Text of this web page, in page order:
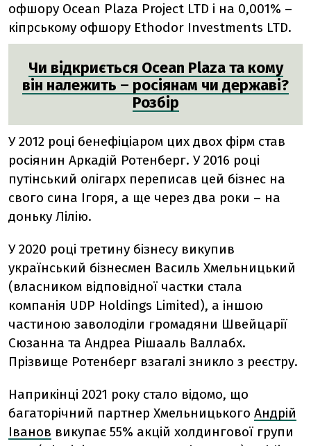
офшору Ocean Plaza Project LTD і на 0,001% –
кіпрському офшору Ethodor Investments LTD.
Чи відкриється Ocean Plaza та кому
він належить – росіянам чи державі?
Розбір
У 2012 році бенефіціаром цих двох фірм став
росіянин Аркадій Ротенберг. У 2016 році
путінський олігарх переписав цей бізнес на
свого сина Ігоря, а ще через два роки – на
доньку Лілію.
У 2020 році третину бізнесу викупив
український бізнесмен Василь Хмельницький
(власником відповідної частки стала
компанія UDP Holdings Limited), а іншою
частиною заволоділи громадяни Швейцарії
Сюзанна та Андреа Рішааль Валлабх.
Прізвище Ротенберг взагалі зникло з реєстру.
Наприкінці 2021 року стало відомо, що
багаторічний партнер Хмельницького Андрій
Іванов викупає 55% акцій холдингової групи